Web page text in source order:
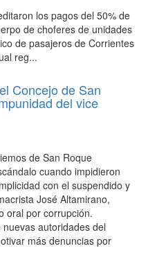
los pagos del 50% de
de choferes de unidades
de pasajeros de Corrientes
reg...
Concejo de San
del vice
de San Roque
cuando impidieron
con el suspendido y
José Altamirano,
oral por corrupción.
autoridades del
más denuncias por